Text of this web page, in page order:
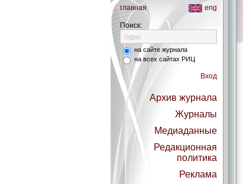
главная eng
Поиск:
на сайте журнала
на всех сайтах РИЦ
Вход
Архив журнала
Журналы
Медиаданные
Редакционная
политика
Реклама